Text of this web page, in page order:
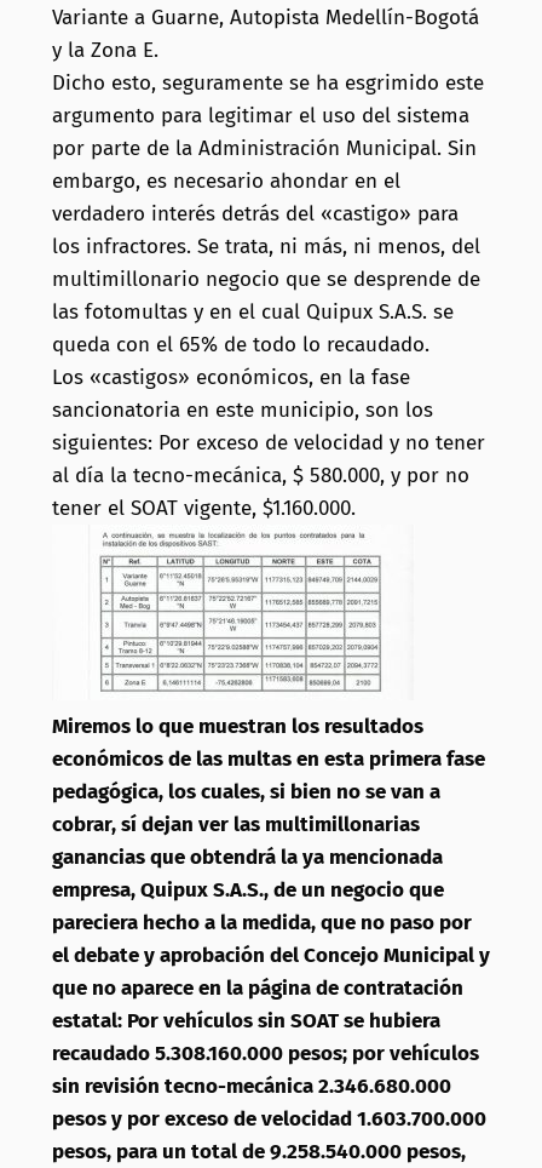
Variante a Guarne, Autopista Medellín-Bogotá
y la Zona E.
Dicho esto, seguramente se ha esgrimido este
argumento para legitimar el uso del sistema
por parte de la Administración Municipal. Sin
embargo, es necesario ahondar en el
verdadero interés detrás del «castigo» para
los infractores. Se trata, ni más, ni menos, del
multimillonario negocio que se desprende de
las fotomultas y en el cual Quipux S.A.S. se
queda con el 65% de todo lo recaudado.
Los «castigos» económicos, en la fase
sancionatoria en este municipio, son los
siguientes: Por exceso de velocidad y no tener
al día la tecno-mecánica, $ 580.000, y por no
tener el SOAT vigente, $1.160.000.
Miremos lo que muestran los resultados
económicos de las multas en esta primera fase
pedagógica, los cuales, si bien no se van a
cobrar, sí dejan ver las multimillonarias
ganancias que obtendrá la ya mencionada
empresa, Quipux S.A.S., de un negocio que
pareciera hecho a la medida, que no paso por
el debate y aprobación del Concejo Municipal y
que no aparece en la página de contratación
estatal: Por vehículos sin SOAT se hubiera
recaudado 5.308.160.000 pesos; por vehículos
sin revisión tecno-mecánica 2.346.680.000
pesos y por exceso de velocidad 1.603.700.000
pesos, para un total de 9.258.540.000 pesos,